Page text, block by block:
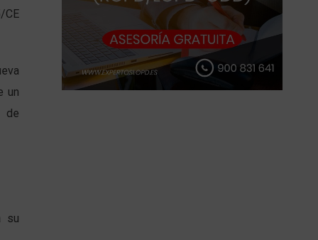
CE
un
de
su